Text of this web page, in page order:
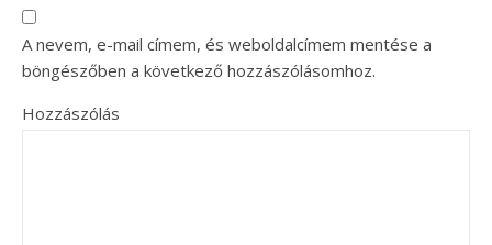
A nevem, e-mail címem, és weboldalcímem mentése a
böngészőben a következő hozzászólásomhoz.
Hozzászólás